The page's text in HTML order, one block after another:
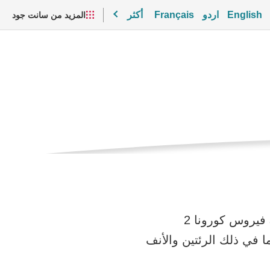
English اردو Français أكثر المزيد من سانت جود
. وهو مرض يسببه فيروس كورونا 2
يصيب كوفيد-19 الجهاز التنفسي، بما في ذلك الرئتين والأنف